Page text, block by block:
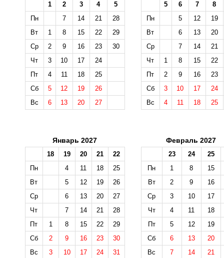
1 2 3 4
5
Пн
7 14 21
28
Вт
1 8 15 22
29
Ср
2 9 16 23
30
Чт
3 10 17
24
Пт
4 11 18
25
Сб
5 12 19
26
Вс
6 13 20 27
5 6 7
8
Пн
5 12
19
Вт
6 13
20
Ср
7 14
21
Чт
1 8 15
22
Пт
2 9 16
23
Сб
3 10 17
24
Вс
4 11 18 25
Январь 2027
18 19 20 21
22
Пн
4 11 18
25
Вт
5 12 19
26
Ср
6 13 20
27
Чт
7 14 21
28
Пт
1 8 15 22
29
Сб
2 9 16 23
30
Вс
3 10 17 24 31
Февраль 2027
23 24
25
Пн
1 8
15
Вт
2 9
16
Ср
3 10
17
Чт
4 11
18
Пт
5 12
19
Сб
6 13
20
Вс
7 14 21